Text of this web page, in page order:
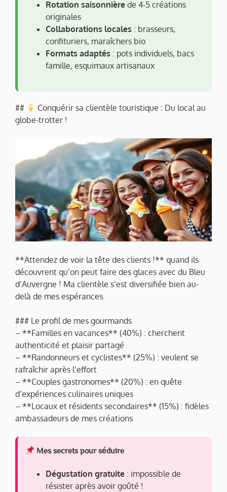
Rotation saisonnière de 4-5 créations
originales
Collaborations locales : brasseurs,
confituriers, maraîchers bio
Formats adaptés : pots individuels, bacs
famille, esquimaux artisanaux
##
Conquérir sa clientèle touristique : Du local au
globe-trotter !
**Attendez de voir la tête des clients !** quand ils
découvrent qu’on peut faire des glaces avec du Bleu
d’Auvergne ! Ma clientèle s’est diversifiée bien au-
delà de mes espérances.
### Le profil de mes gourmands
– **Familles en vacances** (40%) : cherchent
authenticité et plaisir partagé
– **Randonneurs et cyclistes** (25%) : veulent se
rafraîchir après l’effort
– **Couples gastronomes** (20%) : en quête
d’expériences culinaires uniques
– **Locaux et résidents secondaires** (15%) : fidèles
ambassadeurs de mes créations
Mes secrets pour séduire
Dégustation gratuite : impossible de
résister après avoir goûté !